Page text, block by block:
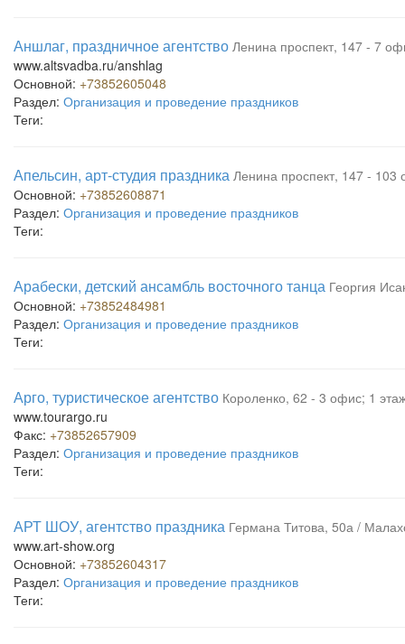
Аншлаг, праздничное агентство Ленина проспект, 147 - 7
www.altsvadba.ru/anshlag
Основной: +73852605048
Раздел: Организация и проведение праздников
Теги:
Апельсин, арт-студия праздника Ленина проспект, 147 - 103
Основной: +73852608871
Раздел: Организация и проведение праздников
Теги:
Арабески, детский ансамбль восточного танца Георгия
Основной: +73852484981
Раздел: Организация и проведение праздников
Теги:
Арго, туристическое агентство Короленко, 62 - 3 офис; 1
www.tourargo.ru
Факс: +73852657909
Раздел: Организация и проведение праздников
Теги:
АРТ ШОУ, агентство праздника Германа Титова, 50а /
www.art-show.org
Основной: +73852604317
Раздел: Организация и проведение праздников
Теги: